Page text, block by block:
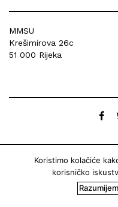
MMSU
Krešimirova 26c
51 000 Rijeka
Koristimo kolačiće
korisničko
Razumijem